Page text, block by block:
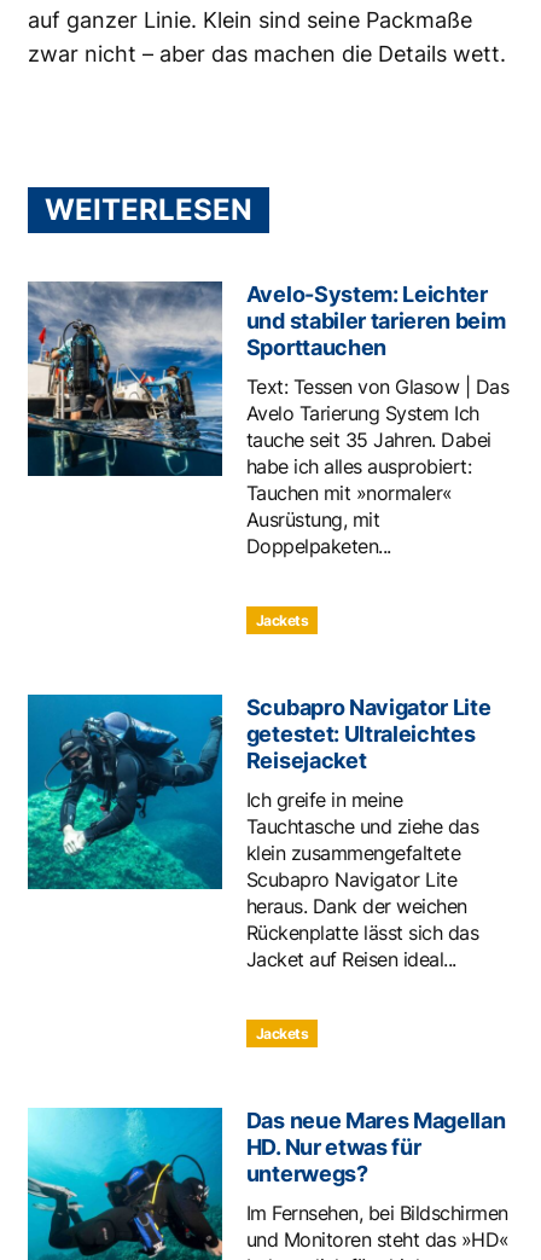
auf ganzer Linie. Klein sind seine Packmaße
zwar nicht – aber das machen die Details wett.
WEITERLESEN
Avelo-System: Leichter
und stabiler tarieren beim
Sporttauchen
Text: Tessen von Glasow | Das
Avelo Tarierung System Ich
tauche seit 35 Jahren. Dabei
habe ich alles ausprobiert:
Tauchen mit »normaler«
Ausrüstung, mit
Doppelpaketen...
Jackets
Scubapro Navigator Lite
getestet: Ultraleichtes
Reisejacket
Ich greife in meine
Tauchtasche und ziehe das
klein zusammengefaltete
Scubapro Navigator Lite
heraus. Dank der weichen
Rückenplatte lässt sich das
Jacket auf Reisen ideal...
Jackets
Das neue Mares Magellan
HD. Nur etwas für
unterwegs?
Im Fernsehen, bei Bildschirmen
und Monitoren steht das »HD«